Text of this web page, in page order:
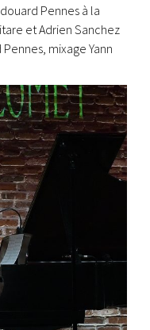
Pennes à la
et Adrien Sanchez
mixage Yann